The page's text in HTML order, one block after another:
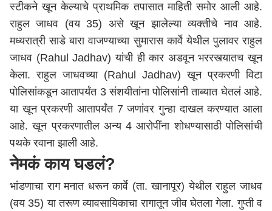
स्टीकने खून केल्याचे प्राथमिक तपासात माहिती समोर आली आहे.
राहुल जाधव (वय 35) असे खून झालेल्या व्यक्तीचे नाव आहे.
मध्यरात्री साडे बारा वाजण्याच्या सुमारास कार्वे येथील पुलावर राहुल
जाधव (Rahul Jadhav) यांची ही कार अडवून भररस्त्यातच खून
केला. राहुल जाधवच्या (Rahul Jadhav) खून प्रकरणी विटा
पोलिसांकडून आतापर्यंत 3 संशयीतांना पोलिसांनी ताब्यात घेतलं आहे.
या खून प्रकरणी आतापर्यंत 7 जणांवर गुन्हा दाखल करण्यात आला
आहे. खून प्रकरणातील अन्य 4 आरोपींना शोधण्यासाठी पोलिसांची
पथके रवाना झाली आहे.
नेमकं काय घडलं?
भांडणाचा राग मनात धरून कार्वे (ता. खानापूर) येथील राहुल जाधव
(वय 35) या तरूण व्यावसायिकाचा रागातून जीव घेतला गेला. गुप्ती व